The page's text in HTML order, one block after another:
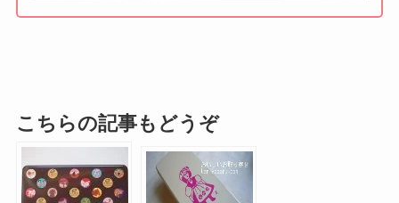
こちらの記事もどうぞ